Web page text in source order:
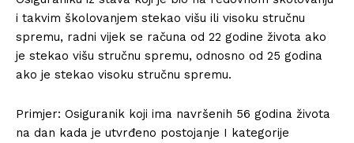
i takvim školovanjem stekao višu ili visoku stručnu
spremu, radni vijek se računa od 22 godine života ako
je stekao višu stručnu spremu, odnosno od 25 godina
ako je stekao visoku stručnu spremu.
Primjer: Osiguranik koji ima navršenih 56 godina života
na dan kada je utvrđeno postojanje I kategorije